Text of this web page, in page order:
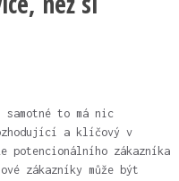
to má nic
a klíčový v
potencionálního zákazníka
zákazníky může být